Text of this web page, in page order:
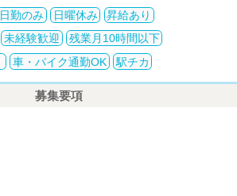
日勤のみ 日曜休み
昇給あり
未経験歓迎
残業月10時間以下
車・バイク通勤OK 駅チカ
募集要項